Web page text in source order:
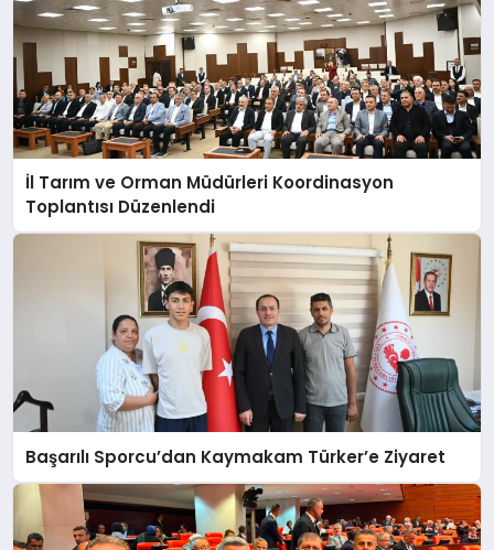
İl Tarım ve Orman Müdürleri Koordinasyon
Toplantısı Düzenlendi
Başarılı Sporcu’dan Kaymakam Türker’e Ziyaret